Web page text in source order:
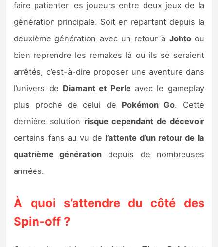
faire patienter les joueurs entre deux jeux de la
génération principale. Soit en repartant depuis la
deuxième génération avec un retour à Johtoou
bien reprendre les remakes là ou ils se seraient
arrêtés, c’est-à-dire proposer une aventure dans
l’univers de Diamant et Perleavec le gameplay
plus proche de celui de Pokémon Go. Cette
dernière solution risque cependant de décevoir
certains fans au vu de l’attente d’un retour de la
quatrième génération depuis de nombreuses
années.
À quoi s’attendre du côté des
Spin-off ?